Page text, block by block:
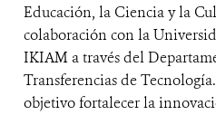
Educación, la Ciencia y la
colaboración con la
IKIAM a través del
Transferencias de
objetivo fortalecer la